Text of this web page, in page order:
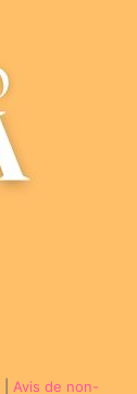
Avis de non-